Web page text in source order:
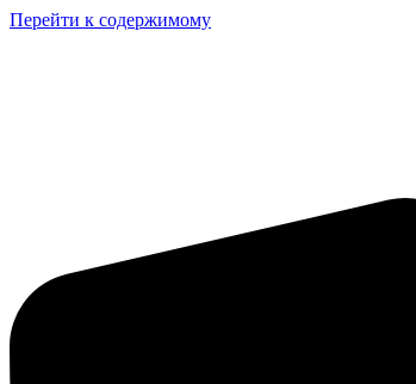
Перейти к содержимому